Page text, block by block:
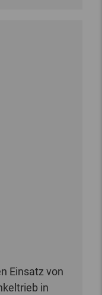
Einsatz von
in